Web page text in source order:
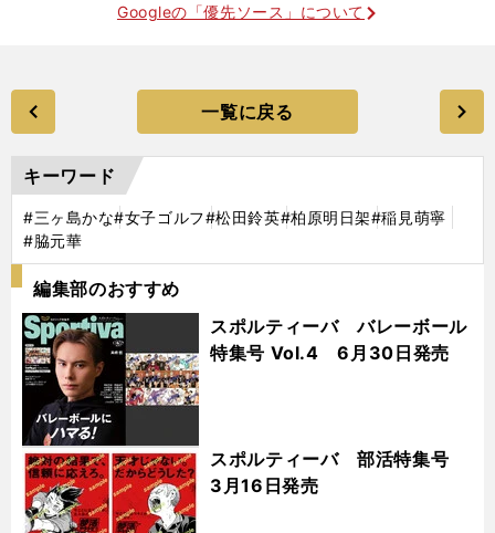
Googleの「優先ソース」について
一覧に戻る
キーワード
#三ヶ島かな#女子ゴルフ#松田鈴英#柏原明日架#稲見萌寧
#脇元華
編集部のおすすめ
スポルティーバ バレーボール
特集号 Vol.4 6月30日発売
スポルティーバ 部活特集号
3月16日発売